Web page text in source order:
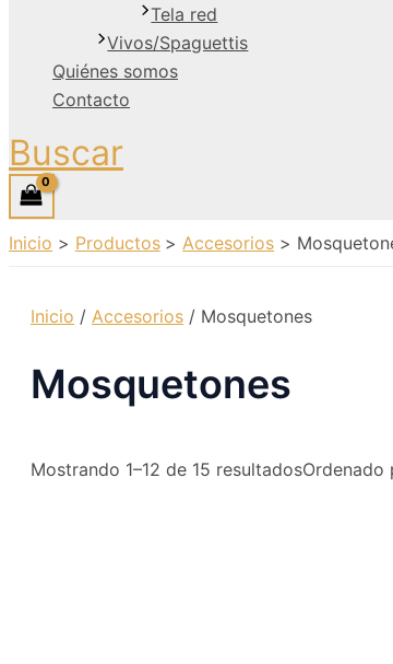
Tela red
Vivos/Spaguettis
Quiénes somos
Contacto
Buscar
Inicio Productos Accesorios
Inicio / Accesorios / Mosquetones
Mosquetones
Mostrando 1–12 de 15 resultadosOrdenado